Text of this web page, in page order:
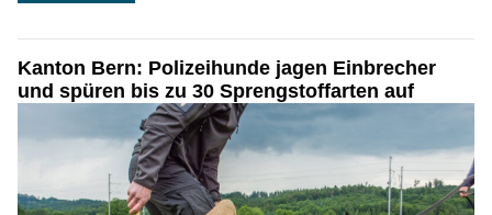
Kanton Bern: Polizeihunde jagen Einbrecher
und spüren bis zu 30 Sprengstoffarten auf